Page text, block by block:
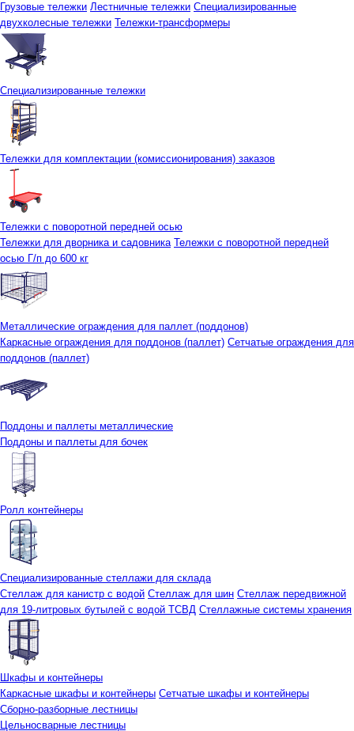
Грузовые тележки Лестничные тележки Специализированные
двухколесные тележки Тележки-трансформеры
Специализированные тележки
Тележки для комплектации (комиссионирования) заказов
Тележки с поворотной передней осью
Тележки для дворника и садовника Тележки с поворотной передней
осью Г/п до 600 кг
Металлические ограждения для паллет (поддонов)
Каркасные ограждения для поддонов (паллет) Сетчатые ограждения для
поддонов (паллет)
Поддоны и паллеты металлические
Поддоны и паллеты для бочек
Ролл контейнеры
Специализированные стеллажи для склада
Стеллаж для канистр с водой Стеллаж для шин Стеллаж передвижной
для 19-литровых бутылей с водой ТСВД Стеллажные системы хранения
Шкафы и контейнеры
Каркасные шкафы и контейнеры Сетчатые шкафы и контейнеры
Сборно-разборные лестницы
Цельносварные лестницы